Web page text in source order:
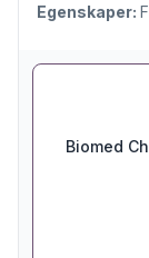
Egenskaper:
Biomed